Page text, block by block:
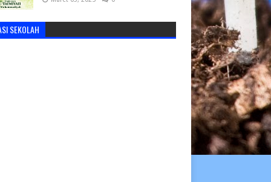
SEKOLAH